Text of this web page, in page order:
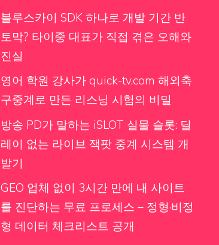
블루스카이 SDK 하나로 개발 기간 반
토막? 타이중 대표가 직접 겪은 오해와
진실
영어 학원 강사가 quick-tv.com 해외축
구중계로 만든 리스닝 시험의 비밀
방송 PD가 말하는 iSLOT 실물 슬롯: 딜
레이 없는 라이브 잭팟 중계 시스템 개
발기
GEO 업체 없이 3시간 만에 내 사이트
를 진단하는 무료 프로세스 – 정형·비정
형 데이터 체크리스트 공개